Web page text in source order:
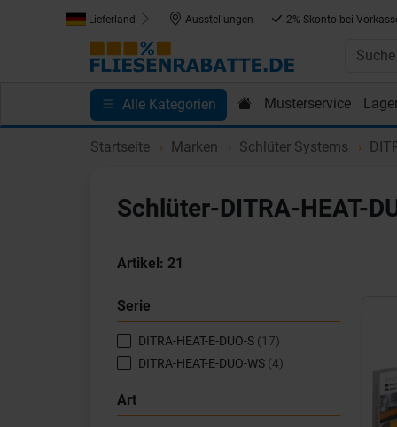
Lieferland Ausstellungen 2% Skonto bei
Alle Kategorien Musterservice
Kundenprojekte Blog Einkaufen bei
Startseite Marken Schlüter Systems
Schlüter-DITRA-HEAT-
Artikel: 21
Serie
DITRA-HEAT-E-DUO-S (17)
DITRA-HEAT-E-DUO-WS (4)
Art